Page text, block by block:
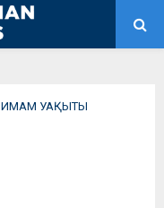
ИМАМ УАҚЫТЫ